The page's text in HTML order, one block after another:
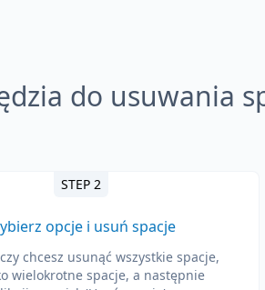
do usuwania
STEP 2
opcje i usuń spacje
chcesz usunąć wszystkie spacje,
wielokrotne spacje, a następnie